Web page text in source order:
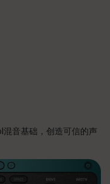
音基础，创造可信的声